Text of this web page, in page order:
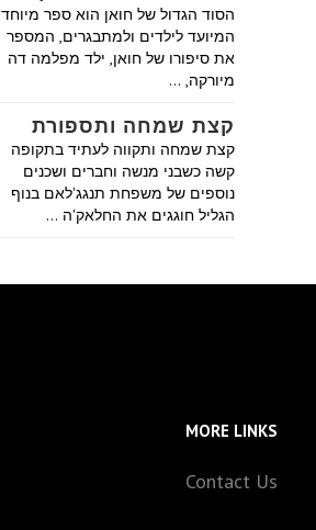
הסוד הגדול של חואן הוא ספר מיוחד
המיועד לילדים ולמתבגרים, המספר
את סיפורו של חואן, ילד מפלמה דה
מיורקה, …
קצת שמחה ותספורת
קצת שמחה ותקווה לעתיד בתקופה
קשה כשבני מנשה וחברים ושכנים
נוספים של משפחת תנגג'לאם בנוף
הגליל חוגגים את החלאק'ה …
MORE LINKS
Contact Us